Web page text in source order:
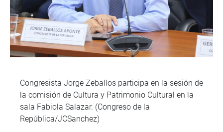
Congresista Jorge Zeballos participa en la sesión de
la comisión de Cultura y Patrimonio Cultural en la
sala Fabiola Salazar. (Congreso de la
República/JCSanchez)